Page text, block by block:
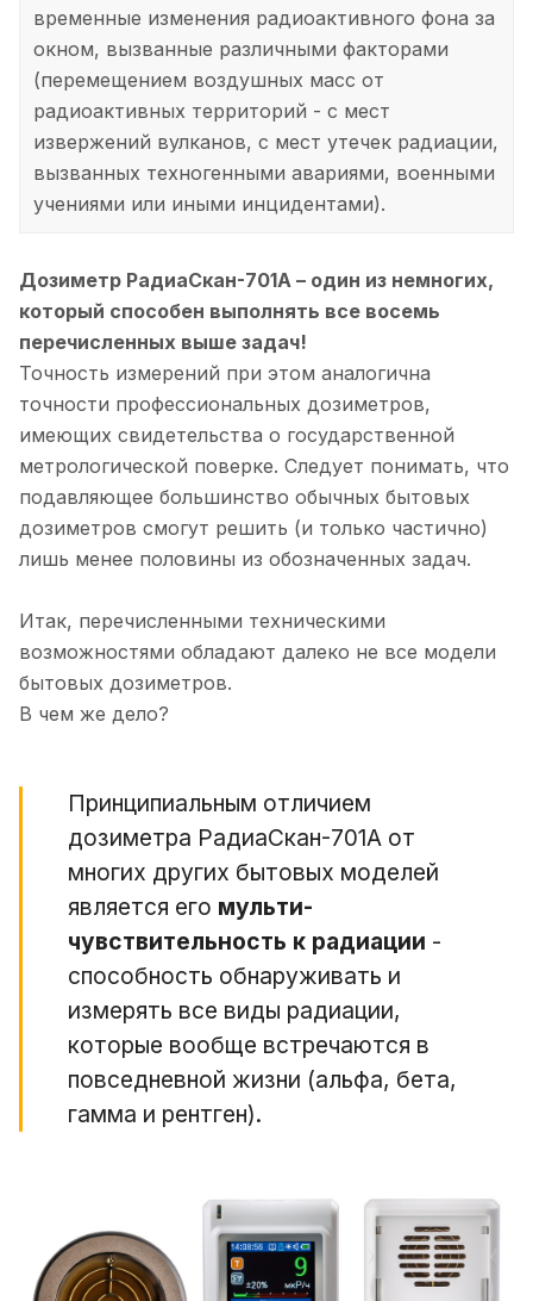
временные изменения радиоактивного фона за
окном, вызванные различными факторами
(перемещением воздушных масс от
радиоактивных территорий - с мест
извержений вулканов, с мест утечек радиации,
вызванных техногенными авариями, военными
учениями или иными инцидентами).
Дозиметр РадиаСкан-701А – один из немногих,
который способен выполнять все восемь
перечисленных выше задач!
Точность измерений при этом аналогична
точности профессиональных дозиметров,
имеющих свидетельства о государственной
метрологической поверке. Следует понимать, что
подавляющее большинство обычных бытовых
дозиметров смогут решить (и только частично)
лишь менее половины из обозначенных задач.
Итак, перечисленными техническими
возможностями обладают далеко не все модели
бытовых дозиметров.
В чем же дело?
Принципиальным отличием
дозиметра РадиаСкан-701А от
многих других бытовых моделей
является его мульти-
чувствительность к радиации -
способность обнаруживать и
измерять все виды радиации,
которые вообще встречаются в
повседневной жизни (альфа, бета,
гамма и рентген).